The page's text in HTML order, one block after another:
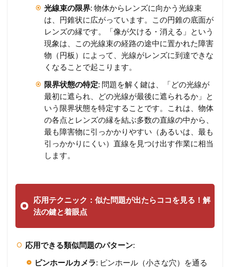
光線束の限界: 物体からレンズに向かう光線束
は、円錐状に広がっています。この円錐の底面が
レンズの縁です。「像が欠ける・消える」という
現象は、この光線束の経路の途中に置かれた障害
物（円板）によって、光線がレンズに到達できな
くなることで起こります。
限界状態の特定: 問題を解く鍵は、「どの光線が
最初に遮られ、どの光線が最後に遮られるか」と
いう限界状態を特定することです。これは、物体
の各点とレンズの縁を結ぶ多数の直線の中から、
最も障害物に引っかかりやすい（あるいは、最も
引っかかりにくい）直線を見つけ出す作業に相当
します。
応用テクニック：似た問題が出たらココを見る！解
法の鍵と着眼点
応用できる類似問題のパターン:
ピンホールカメラ: ピンホール（小さな穴）を通る